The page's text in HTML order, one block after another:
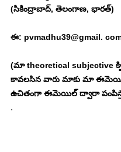
(సికింద్రాబాద్, తెలంగాణ, భారత్)
ఈ: pvmadhu39@gmail.
(మా theoretical subjective
కావలసిన వారు మాకు మా
ఉచితంగా ఈమెయిల్ ద్వారా
.